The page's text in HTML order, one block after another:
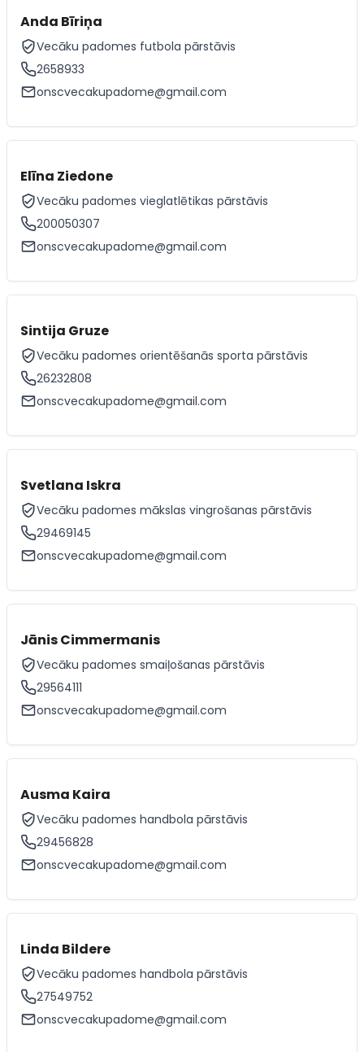
Anda Bīriņa
Vecāku padomes futbola pārstāvis
2658933
onscvecakupadome@gmail.com
Elīna Ziedone
Vecāku padomes vieglatlētikas pārstāvis
200050307
onscvecakupadome@gmail.com
Sintija Gruze
Vecāku padomes orientēšanās sporta pārstāvis
26232808
onscvecakupadome@gmail.com
Svetlana Iskra
Vecāku padomes mākslas vingrošanas pārstāvis
29469145
onscvecakupadome@gmail.com
Jānis Cimmermanis
Vecāku padomes smaiļošanas pārstāvis
29564111
onscvecakupadome@gmail.com
Ausma Kaira
Vecāku padomes handbola pārstāvis
29456828
onscvecakupadome@gmail.com
Linda Bildere
Vecāku padomes handbola pārstāvis
27549752
onscvecakupadome@gmail.com